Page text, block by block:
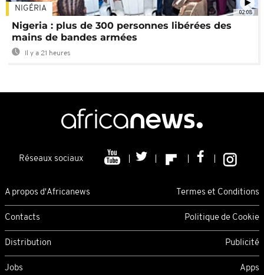
02:08
NIGÉRIA
Nigeria : plus de 300 personnes libérées des
mains de bandes armées
Il y a 21 heures
Réseaux sociaux
A propos d'Africanews Termes et Conditions
Contacts Politique de Cookie
Distribution Publicité
Jobs Apps